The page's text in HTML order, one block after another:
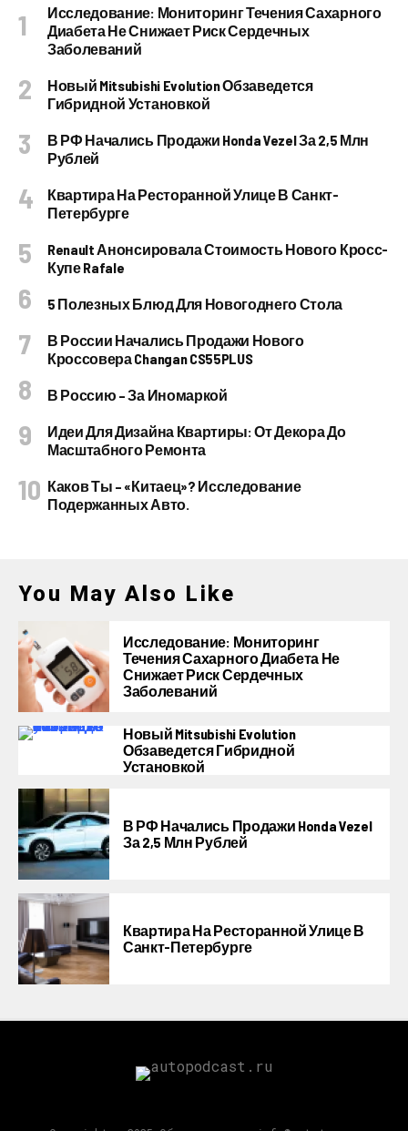
Исследование: Мониторинг Течения Сахарного
Диабета Не Снижает Риск Сердечных
Заболеваний
Новый Mitsubishi Evolution Обзаведется
Гибридной Установкой
В РФ Начались Продажи Honda Vezel За 2,5 Млн
Рублей
Квартира На Ресторанной Улице В Санкт-
Петербурге
Renault Анонсировала Стоимость Нового Кросс-
Купе Rafale
5 Полезных Блюд Для Новогоднего Стола
В России Начались Продажи Нового
Кроссовера Changan CS55PLUS
В Россию – За Иномаркой
Идеи Для Дизайна Квартиры: От Декора До
Масштабного Ремонта
Каков Ты – «китаец»? Исследование
Подержанных Авто.
You May Also Like
Исследование: Мониторинг
Течения Сахарного Диабета Не
Снижает Риск Сердечных
Заболеваний
Новый Mitsubishi Evolution
Обзаведется Гибридной
Установкой
В РФ Начались Продажи Honda Vezel
За 2,5 Млн Рублей
Квартира На Ресторанной Улице В
Санкт-Петербурге